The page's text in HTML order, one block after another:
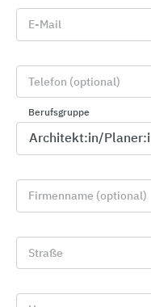
Idee.
1. STURMSICHER!
Aluminium
2. ROSTFREI!Weil
Aluminium
kann.
BRUCHFEST!
von einem
E-Mail
Telefon (optional)
Berufsgruppe
Firmenname (optional)
Straße